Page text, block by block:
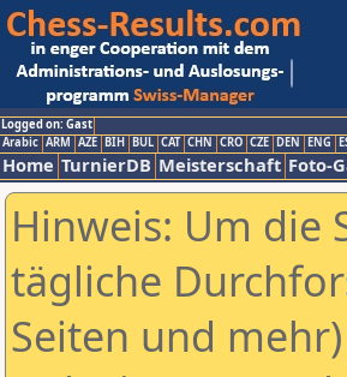
Logged on: Gast
Arabic ARM AZE BIH BUL CAT CHN CRO CZE DEN ENG
Home TurnierDB Meisterschaft Foto-
Hinweis: Um die
tägliche
Seiten und